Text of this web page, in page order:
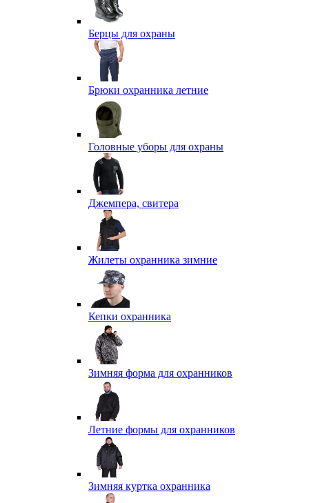
Берцы для охраны
Брюки охранника летние
Головные уборы для охраны
Джемпера, свитера
Жилеты охранника зимние
Кепки охранника
Зимняя форма для охранников
Летние формы для охранников
Зимняя куртка охранника